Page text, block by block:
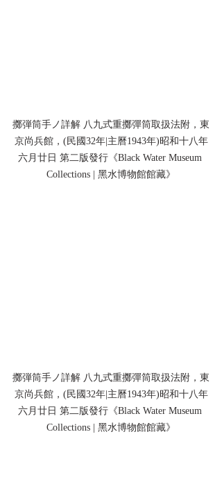
擲弾筒手ノ詳解 八九式重擲彈筒取扱法附，東
京尚兵館，(民國32年|主曆1943年)昭和十八年
六月廿日 第二版發行《Black Water Museum
Collections | 黑水博物館館藏》
擲弾筒手ノ詳解 八九式重擲彈筒取扱法附，東
京尚兵館，(民國32年|主曆1943年)昭和十八年
六月廿日 第二版發行《Black Water Museum
Collections | 黑水博物館館藏》